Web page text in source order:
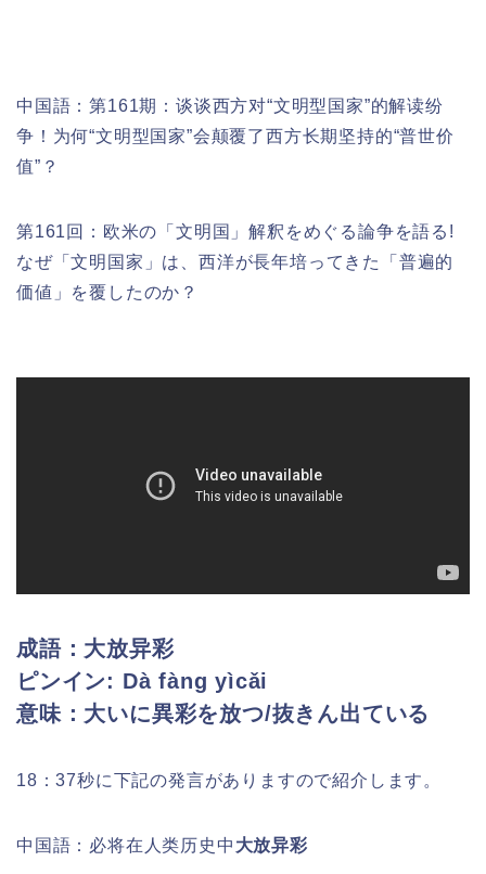
中国語：第161期：谈谈西方对“文明型国家”的解读纷
争！为何“文明型国家”会颠覆了西方长期坚持的“普世价
值”？
第161回：欧米の「文明国」解釈をめぐる論争を語る!
なぜ「文明国家」は、西洋が長年培ってきた「普遍的
価値」を覆したのか？
成語：大放异彩
ピンイン: Dà fàng yìcǎi
意味：大いに異彩を放つ/抜きん出ている
18：37秒に下記の発言がありますので紹介します。
中国語：必将在人类历史中 大放异彩